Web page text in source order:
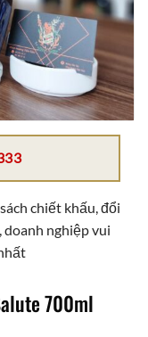
chiết khấu, đổi
nghiệp vui
700ml